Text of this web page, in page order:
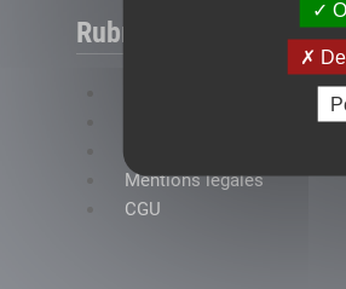
Rubriques
Mentions légales
CGU